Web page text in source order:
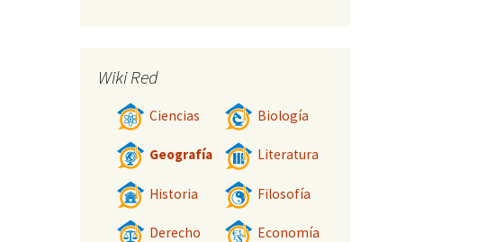
Wiki Red
Ciencias Biología
Geografía Literatura
Historia Filosofía
Derecho Economía